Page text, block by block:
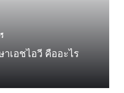
เอชไอวี คืออะไร